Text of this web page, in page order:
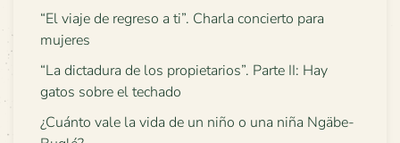
“El viaje de regreso a ti”. Charla concierto para
mujeres
“La dictadura de los propietarios”. Parte II: Hay
gatos sobre el techado
¿Cuánto vale la vida de un niño o una niña Ngäbe-